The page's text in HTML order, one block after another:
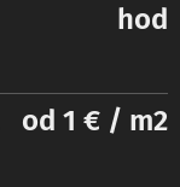
hod
od 1 € / m2